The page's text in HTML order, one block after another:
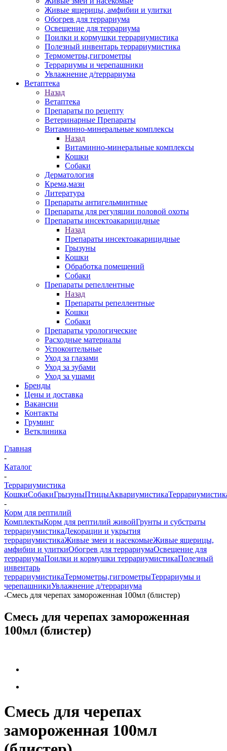
Живые ящерицы, амфибии и улитки
Обогрев для террариума
Освещение для террариума
Поилки и кормушки террариумистика
Полезный инвентарь террариумистика
Термометры,гигрометры
Террариумы и черепашники
Увлажнение д/террариума
Ветаптека
Назад
Ветаптека
Препараты по рецепту
Ветеринарные Препараты
Витаминно-минеральные комплексы
Назад
Витаминно-минеральные комплексы
Кошки
Собаки
Дерматология
Крема,мази
Литература
Препараты антигельминтные
Препараты для регуляции половой охоты
Препараты инсектоакарицидные
Назад
Препараты инсектоакарицидные
Грызуны
Кошки
Обработка помещений
Собаки
Препараты репеллентные
Назад
Препараты репеллентные
Кошки
Собаки
Препараты урологические
Расходные материалы
Успокоительные
Уход за глазами
Уход за зубами
Уход за ушами
Бренды
Цены и доставка
Вакансии
Контакты
Груминг
Ветклиника
Главная
-
Каталог
-
Террариумистика
КошкиСобакиГрызуныПтицыАквариумистика
-
Корм для рептилий
КомплектыКорм для рептилий живойГрунты и субстраты
террариумистикаДекорации и укрытия
террариумистикаЖивые змеи и насекомыеЖивые ящерицы,
амфибии и улиткиОбогрев для террариумаОсвещение для
террариумаПоилки и кормушки террариумистикаПолезный
инвентарь
террариумистикаТермометры,гигрометрыТеррариумы и
черепашникиУвлажнение д/террариума
-Смесь для черепах замороженная 100мл (блистер)
Смесь для черепах замороженная
100мл (блистер)
Смесь для черепах
замороженная 100мл